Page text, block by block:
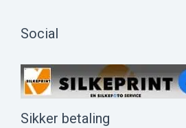
Social
Sikker betaling